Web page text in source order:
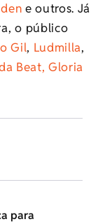
e outros. Já
o público
Gil, Ludmilla,
Beat, Gloria
para